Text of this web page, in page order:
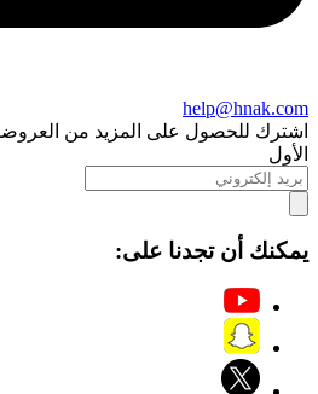
help@hnak.com
اشترك للحصول على المزيد من العروض
الأول
يمكنك أن تجدنا على: